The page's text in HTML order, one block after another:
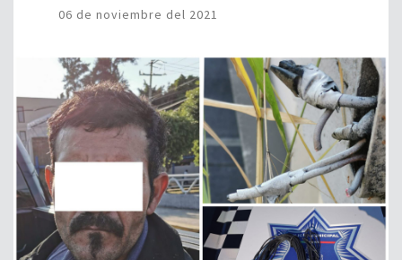
06 de noviembre del 2021